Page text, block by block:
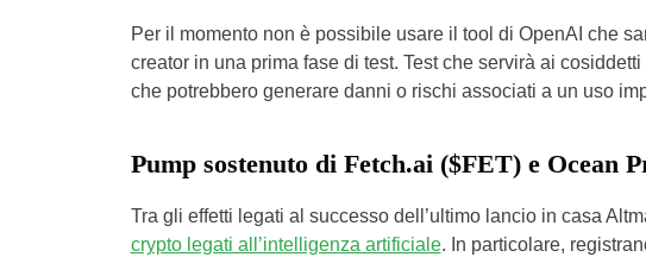
Per il momento non è possibile usare il tool di OpenAI che
creator in una prima fase di test. Test che servirà ai
che potrebbero generare danni o rischi associati a un uso
Pump sostenuto di Fetch.ai ($FET) e Ocean
Tra gli effetti legati al successo dell’ultimo lancio in casa
crypto legati all’intelligenza artificiale. In particolare,